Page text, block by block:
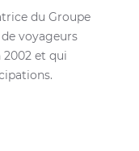
du Groupe
voyageurs
2002 et qui